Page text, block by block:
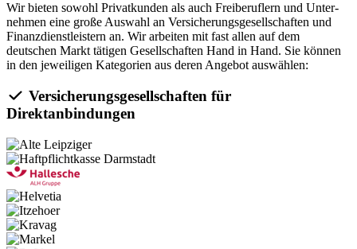
Wir bieten sowohl Privat­kunden als auch Frei­beruflern und Unter­
nehmen eine große Auswahl an Versicherungsgesellschaften und
Finanzdienstleistern an. Wir arbeiten mit fast allen auf dem
deutschen Markt tätigen Gesellschaften Hand in Hand. Sie können
in den jeweiligen Kategorien aus deren Angebot auswählen:
Versicherungsgesellschaften für
Direktanbindungen